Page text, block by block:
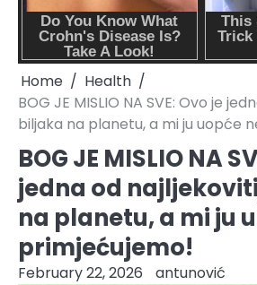
Home
Health
BOG JE MISLIO NA SVE: Ovo je
biljaka na planetu, a mi ju uopće
BOG JE MISLIO NA
jedna od
na planetu, a mi ju
primjećujemo!
February 22, 2026 antunović